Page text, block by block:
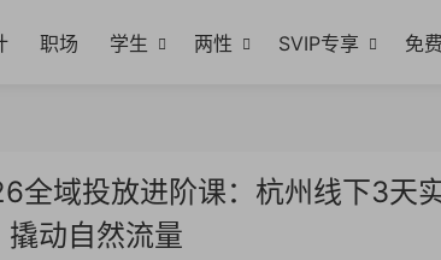
职场 学生 两性 SVIP专享 免
全域投放进阶课：杭州线下3天
撬动自然流量